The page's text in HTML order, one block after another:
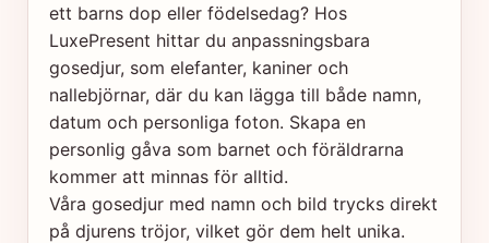
ett barns dop eller födelsedag? Hos
LuxePresent hittar du anpassningsbara
gosedjur, som elefanter, kaniner och
nallebjörnar, där du kan lägga till både namn,
datum och personliga foton. Skapa en
personlig gåva som barnet och föräldrarna
kommer att minnas för alltid.
Våra gosedjur med namn och bild trycks direkt
på djurens tröjor, vilket gör dem helt unika.